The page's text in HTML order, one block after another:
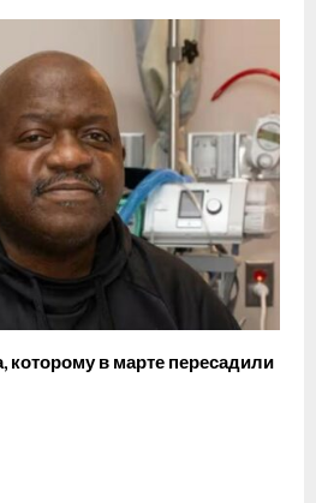
в марте пересадили